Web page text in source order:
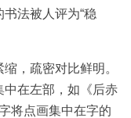
法被人评为“稳
，疏密对比鲜明。
中在左部，如《后赤
将点画集中在字的